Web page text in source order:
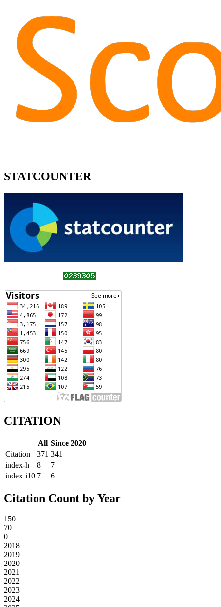
STATCOUNTER
CITATION
All Since 2020
Citation
371 341
index-h
8
7
index-i10 7 6
Citation Count by Year
150
70
0
2018
2019
2020
2021
2022
2023
2024